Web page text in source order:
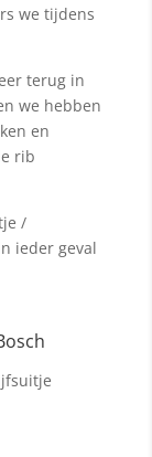
we tijdens
terug in
we hebben
en
rib
/
ieder geval